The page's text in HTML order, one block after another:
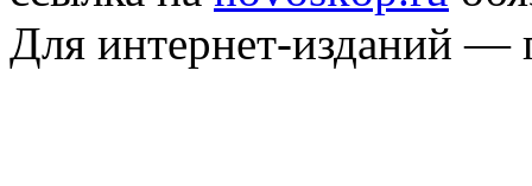
Для интернет-изданий —